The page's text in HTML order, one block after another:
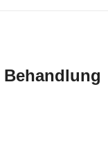
Behandlung